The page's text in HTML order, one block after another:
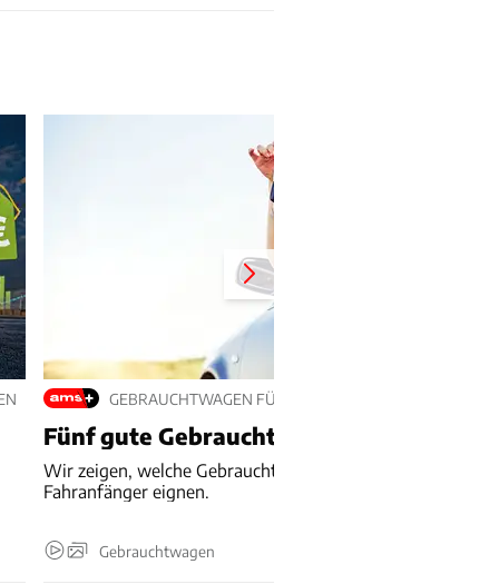
GEBRAUCHTWAGEN FÜR FAHRANFÄNGER
Fünf gute Gebrauchte für Fahranfänger
Wir zeigen, welche Gebrauchtwagen sich besonders für
Fahranfänger eignen.
Gebrauchtwagen